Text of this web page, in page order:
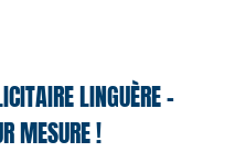
LINGUÈRE –
MESURE !